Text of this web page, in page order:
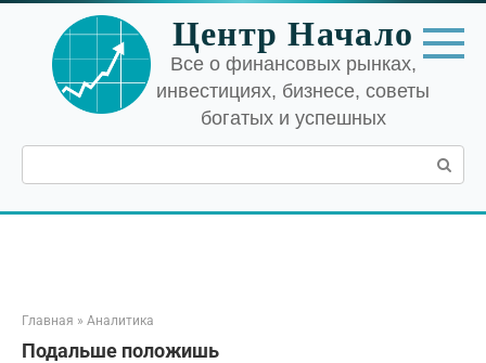
Перейти
контенту
Центр Начало
Все о финансовых рынках,
инвестициях, бизнесе, советы
богатых и успешных
Поиск:
Главная » Аналитика
Подальше положишь